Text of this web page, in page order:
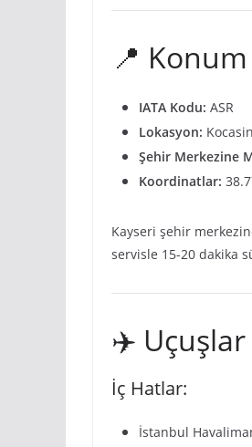
📍
IATA Kodu: ASR
Lokasyon:
Şehir Merkezine
Koordinatlar:
Kayseri şehir
servisle 15-20 dakika
✈️ Uçuşlar
İç Hatlar:
İstanbul